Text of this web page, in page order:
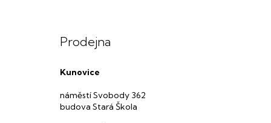
Prodejna
Kunovice
náměstí Svobody 362
budova Stará Škola